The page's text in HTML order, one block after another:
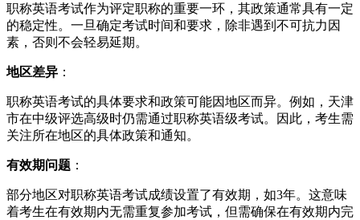
职称英语考试作为评定职称的重要一环，其政策通常具有一定
的稳定性。一旦确定考试时间和要求，除非遇到不可抗力因
素，否则不会轻易延期。
地区差异 ：
职称英语考试的具体要求和政策可能因地区而异。例如，天津
市在中级评选高级时仍需通过职称英语级考试。因此，考生需
关注所在地区的具体政策和通知。
有效期问题 ：
部分地区对职称英语考试成绩设置了有效期，如3年。这意味
着考生在有效期内无需重复参加考试，但需确保在有效期内完